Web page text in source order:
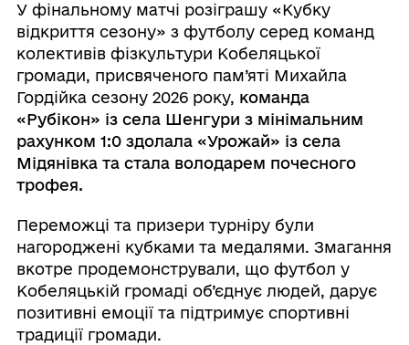
У фінальному матчі розіграшу «Кубку
відкриття сезону» з футболу серед команд
колективів фізкультури Кобеляцької
громади, присвяченого пам’яті Михайла
Гордійка сезону 2026 року, команда
«Рубікон» із села Шенгури з мінімальним
рахунком 1:0 здолала «Урожай» із села
Мідянівка та стала володарем почесного
трофея.
Переможці та призери турніру були
нагороджені кубками та медалями. Змагання
вкотре продемонстрували, що футбол у
Кобеляцькій громаді об’єднує людей, дарує
позитивні емоції та підтримує спортивні
традиції громади.